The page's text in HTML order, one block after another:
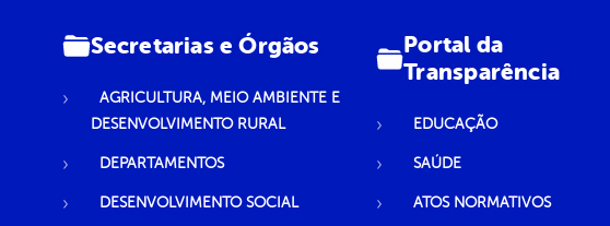
Secretarias e Órgãos
AGRICULTURA, MEIO AMBIENTE E
DESENVOLVIMENTO RURAL
DEPARTAMENTOS
DESENVOLVIMENTO SOCIAL
Portal da
Transparência
EDUCAÇÃO
SAÚDE
ATOS NORMATIVOS